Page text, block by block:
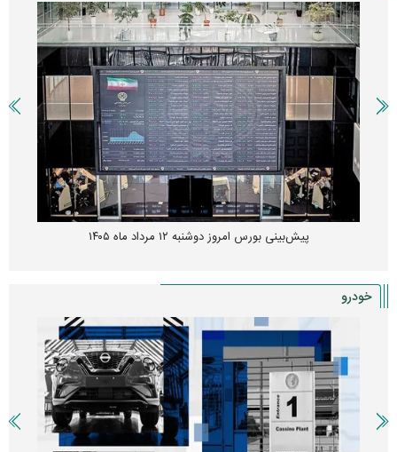
پیش‌بینی بورس امروز دوشنبه ۱۲ مرداد ماه ۱۴۰۵
خودرو